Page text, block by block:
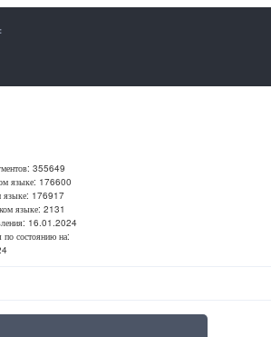
355649
языке: 176600
языке: 176917
языке: 2131
16.01.2024
состоянию на: